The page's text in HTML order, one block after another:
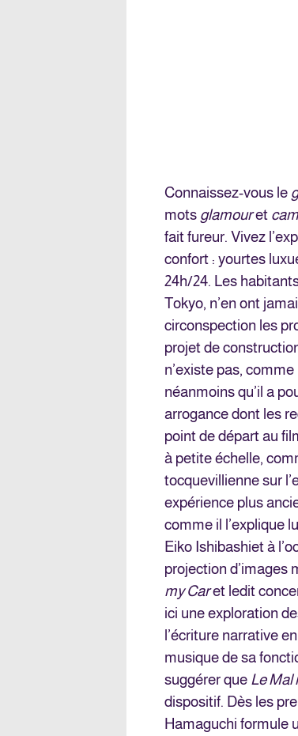
Connaissez-vous le
mots glamouret
fait fureur. Vivez
confort : yourtes
24h/24. Les
Tokyo, n’en ont
circonspection les
projet de
n’existe pas,
néanmoins qu’il a
arrogance dont les
point de départ au
à petite échelle,
tocquevillienne sur
expérience plus
comme il l’explique
Eiko Ishibashiet à
projection d’images
my Caret ledit
ici une exploration
l’écriture narrative
musique de sa
suggérer que Le Mal
dispositif. Dès les
Hamaguchi formule